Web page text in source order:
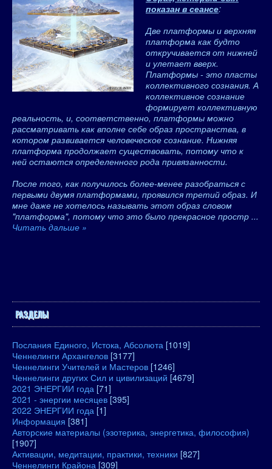
показан в сеансе:
Две платформы и верхняя
платформа как будто
откручивается от нижней
и улетает вверх.
Платформы - это пласты
коллективного сознания. А
коллективное сознание
формирует коллективную
реальность, и, соответственно, платформы можно
рассматривать как вполне себе образ пространства, в
котором развивается человеческое сознание. Нижняя
платформа продолжает существовать, потому что к
ней остаются определенного рода привязанности.
После того, как получилось более-менее разобраться с
первыми двумя платформами, проявился третий образ. И
мне даже не хотелось называть этот образ словом
"платформа", потому что это было прекрасное простр ...
Читать дальше »
РАЗДЕЛЫ
Послания Единого, Истока, Абсолюта [1019]
Ченнелинги Архангелов [3177]
Ченнелинги Учителей и Мастеров [1246]
Ченнелинги других Сил и цивилизаций [4679]
2021 ЭНЕРГИИ года [71]
2021 - энергии месяцев [395]
2022 ЭНЕРГИИ года [1]
Информация [381]
Авторские материалы (эзотерика, энергетика, философия)
[1907]
Активации, медитации, практики, техники [827]
Ченнелинги Крайона [309]